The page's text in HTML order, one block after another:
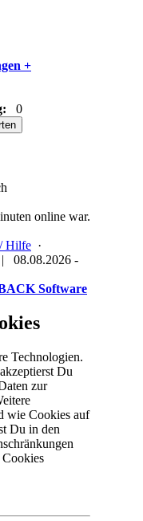
+
0
online war.
Hilfe ·
08.08.2026 -
Software
Technologien.
Du
zur
wie Cookies auf
Du in den